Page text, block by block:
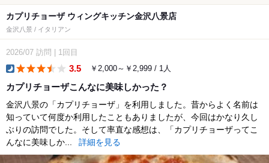
カプリチョーザ ウィングキッチン金沢八景店
金沢八景 / イタリアン
2026/07 訪問 | 1回目
3.5 ￥2,000～￥2,999 / 1人
カプリチョーザこんなに美味しかった？
金沢八景の「カプリチョーザ」を利用しました。昔からよく名前は
知っていて何度か利用したこともありましたが、今回はかなり久し
ぶりの訪問でした。そして率直な感想は、「カプリチョーザってこ
んなに美味しか...
詳細を見る